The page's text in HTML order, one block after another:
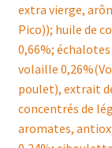
extra vierge,
Pico)); huile de
0,66%;
volaille
poulet), extrait
concentrés de
aromates,